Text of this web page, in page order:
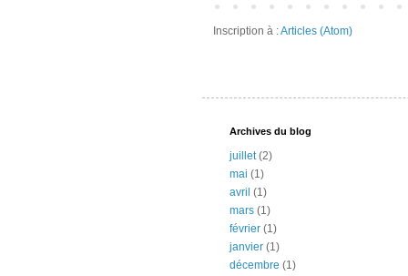
Inscription à :Articles (Atom)
Archives du blog
juillet(2)
mai (1)
avril (1)
mars (1)
février (1)
janvier (1)
décembre (1)